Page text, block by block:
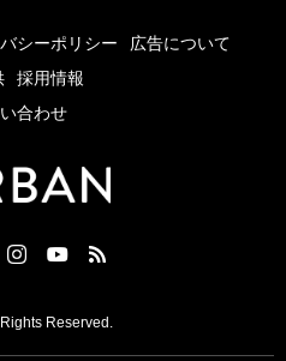
シーポリシー
広告について
採用情報
合わせ
Reserved.